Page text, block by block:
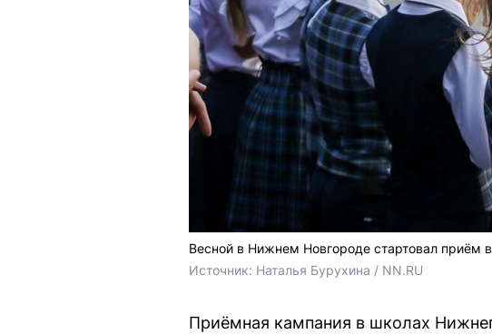
Весной в Нижнем Новгороде стартовал приём
Источник: Наталья Бурухина / NN.RU
Приёмная кампания в школах